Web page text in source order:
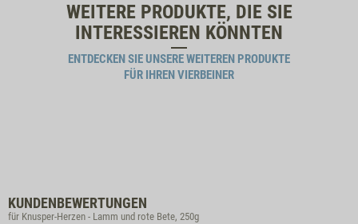
WEITERE PRODUKTE, DIE SIE
INTERESSIEREN KÖNNTEN
ENTDECKEN SIE UNSERE WEITEREN PRODUKTE
FÜR IHREN VIERBEINER
KUNDENBEWERTUNGEN
für Knusper-Herzen - Lamm und rote Bete, 250g